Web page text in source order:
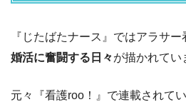
『じたばたナース』ではアラサ
婚活に奮闘する日々が描かれてい
元々『看護roo！』で連載されて